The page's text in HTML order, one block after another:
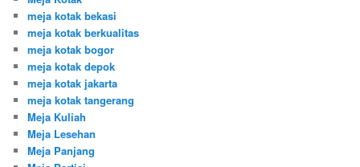
meja kotak bekasi
meja kotak berkualitas
meja kotak bogor
meja kotak depok
meja kotak jakarta
meja kotak tangerang
Meja Kuliah
Meja Lesehan
Meja Panjang